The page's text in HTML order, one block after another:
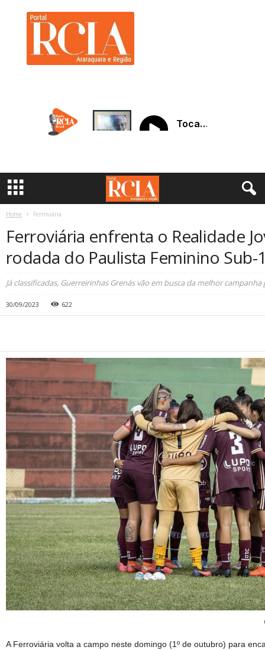
a
Home Ferroviária
Ferroviária enfrenta o Realidade
rodada do Paulista Feminino Sub-
Já classificadas, Guerreirinhas Grenás vão em busca da melhor
30/09/2023 622
A Ferroviária volta a campo neste domingo (1º de outubro) para